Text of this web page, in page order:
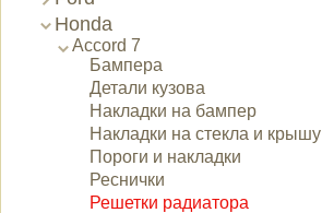
Honda
Accord 7
Бампера
Детали кузова
Накладки на бампер
Накладки на стекла и крышу
Пороги и накладки
Реснички
Решетки радиатора